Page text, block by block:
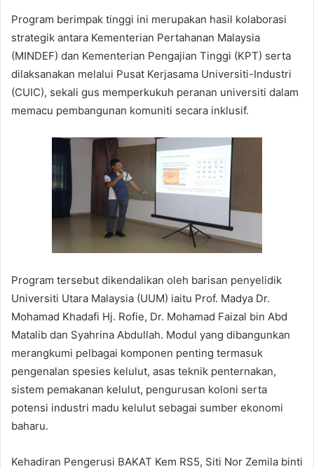
Program berimpak tinggi ini merupakan hasil kolaborasi
strategik antara Kementerian Pertahanan Malaysia
(MINDEF) dan Kementerian Pengajian Tinggi (KPT) serta
dilaksanakan melalui Pusat Kerjasama Universiti-Industri
(CUIC), sekali gus memperkukuh peranan universiti dalam
memacu pembangunan komuniti secara inklusif.
Program tersebut dikendalikan oleh barisan penyelidik
Universiti Utara Malaysia (UUM) iaitu Prof. Madya Dr.
Mohamad Khadafi Hj. Rofie, Dr. Mohamad Faizal bin Abd
Matalib dan Syahrina Abdullah. Modul yang dibangunkan
merangkumi pelbagai komponen penting termasuk
pengenalan spesies kelulut, asas teknik penternakan,
sistem pemakanan kelulut, pengurusan koloni serta
potensi industri madu kelulut sebagai sumber ekonomi
baharu.
Kehadiran Pengerusi BAKAT Kem RS5, Siti Nor Zemila binti